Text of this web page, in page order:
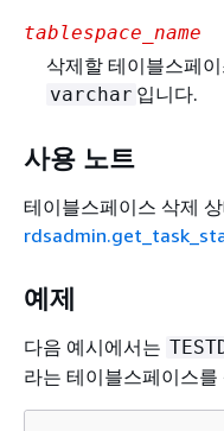
tablespace_name
삭제할 테이블스페
varchar 입니다.
사용 노트
테이블스페이스 삭제
예제
다음 예시에서는
라는 테이블스페이스를